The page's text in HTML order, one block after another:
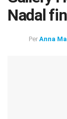
Nadal
Per Anna